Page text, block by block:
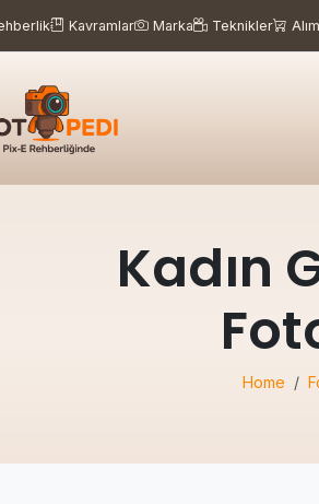
Kavramlar Marka Teknikler Alım
Kadın
Home